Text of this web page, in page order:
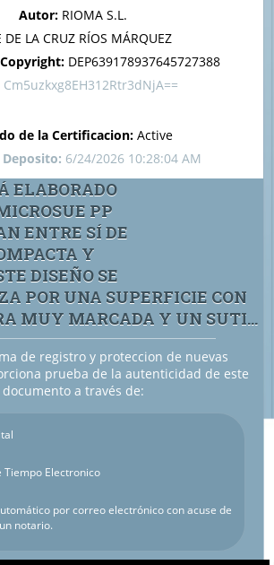
STRATA
Autor: RIOMA S.L.
DE LA CRUZ RÍOS MÁRQUEZ
DEP639178937645727388
Cm5uzkxg8EH312Rtr3dNjA==
de la Certificacion: Active
Deposito: 6/24/2026 10:28:04 AM
ELABORADO
PP
ENTRE SÍ DE
Y
DISEÑO SE
POR UNA SUPERFICIE CON
MUY MARCADA Y UN SUTI...
de registro y proteccion de nuevas
prueba de la autenticidad de este
documento a través de:
Tiempo Electronico
por correo electrónico con acuse de
notario.